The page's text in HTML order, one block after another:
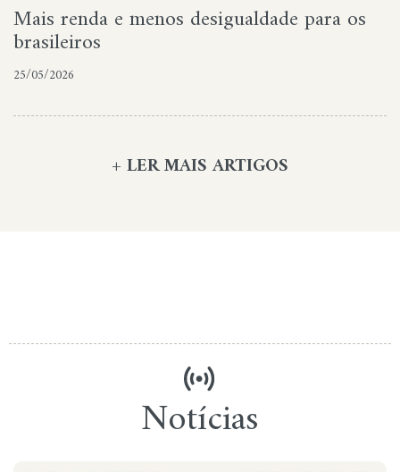
Mais renda e menos desigualdade para os
brasileiros
25/05/2026
+ LER MAIS ARTIGOS
Notícias